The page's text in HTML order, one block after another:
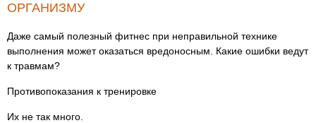
ОРГАНИЗМУ
Даже самый полезный фитнес при неправильной технике
выполнения может оказаться вредоносным. Какие ошибки ведут
к травмам?
Противопоказания к тренировке
Их не так много.